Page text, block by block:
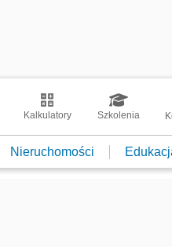
Kalkulatory Szkolenia
Nieruchomości